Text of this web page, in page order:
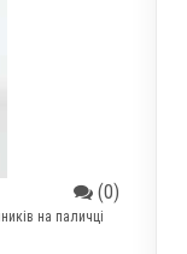
(0)
на паличці